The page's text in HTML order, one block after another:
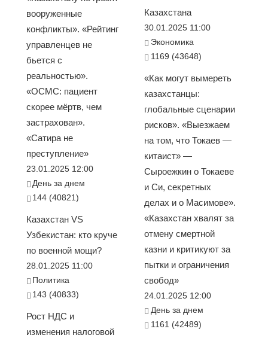
вооруженные
конфликты». «Рейтинг
управленцев не
бьется с
реальностью».
«ОСМС: пациент
скорее мёртв, чем
застрахован».
«Сатира не
преступление»
23.01.2025 12:00
День за днем
144 (40821)
Казахстан VS
Узбекистан: кто круче
по военной мощи?
28.01.2025 11:00
Политика
143 (40833)
Рост НДС и
изменения налоговой
Казахстана
30.01.2025 11:00
Экономика
1169 (43648)
«Как могут вымереть
казахстанцы:
глобальные сценарии
рисков». «Выезжаем
на том, что Токаев —
китаист» —
Сыроежкин о Токаеве
и Си, секретных
делах и о Масимове».
«Казахстан хвалят за
отмену смертной
казни и критикуют за
пытки и ограничения
свобод»
24.01.2025 12:00
День за днем
1161 (42489)